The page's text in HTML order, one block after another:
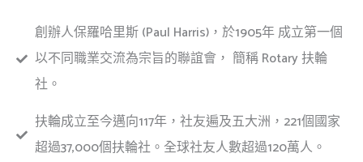
創辦人保羅哈里斯 (Paul Harris)，於1905年 成立第一個
以不同職業交流為宗旨的聯誼會， 簡稱 Rotary 扶輪
社。
扶輪成立至今邁向117年，社友遍及五大洲，221個國家
超過37,000個扶輪社。全球社友人數超過120萬人。